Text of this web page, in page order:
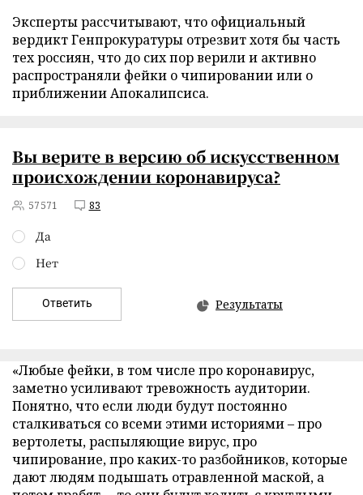
Эксперты рассчитывают, что официальный
вердикт Генпрокуратуры отрезвит хотя бы часть
тех россиян, что до сих пор верили и активно
распространяли фейки о чипировании или о
приближении Апокалипсиса.
Вы верите в версию об искусственном
происхождении коронавируса?
57571 83
Да
Нет
Ответить Результаты
«Любые фейки, в том числе про коронавирус,
заметно усиливают тревожность аудитории.
Понятно, что если люди будут постоянно
сталкиваться со всеми этими историями – про
вертолеты, распыляющие вирус, про
чипирование, про каких-то разбойников, которые
дают людям подышать отравленной маской, а